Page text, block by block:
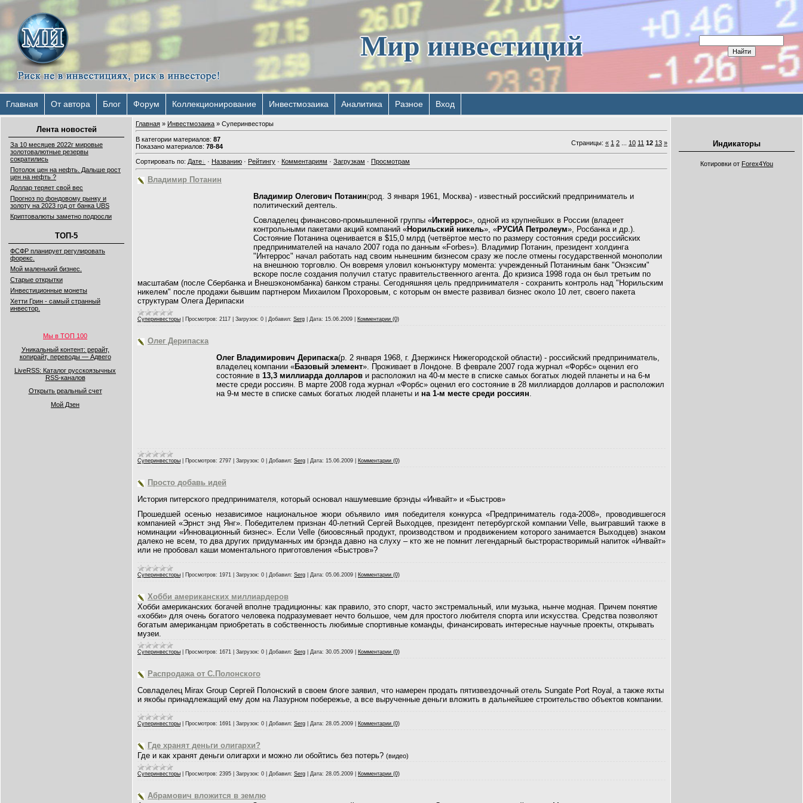
Мир инвестиций
Главная От автора Блог Форум Коллекционирование Инвестмозаика Аналитика Разное Вход
Лента новостей
За 10 месяцев 2022г мировые
золотовалютные резервы
сократились
Потолок цен на нефть. Дальше рост
цен на нефть ?
Доллар теряет свой вес
Прогноз по фондовому рынку и
золоту на 2023 год от банка UBS
Криптовалюты заметно подросли
ТОП-5
ФСФР планирует регулировать
форекс.
Мой маленький бизнес.
Старые открытки
Инвестиционные монеты
Хетти Грин - самый странный
инвестор.
Мы в ТОП 100
Уникальный контент: рерайт,
копирайт, переводы — Адвего
LiveRSS: Каталог русскоязычных
RSS-каналов
Открыть реальный счет
Мой Дзен
Главная » Инвестмозаика » Суперинвесторы
В категории материалов: 87
Показано материалов: 78-84 Страницы: « 1 2 10 11 12 13 »
Сортировать по: Дате · Названию · Рейтингу · Комментариям · Загрузкам · Просмотрам
Владимир Потанин
Владимир Олегович Потанин(род. 3 января 1961, Москва) - известный российский предприниматель и
политический деятель.
Совладелец финансово-промышленной группы «Интеррос», одной из крупнейших в России (владеет
контрольными пакетами акций компаний «Норильский никель», «РУСИА Петролеум», Росбанка и др.).
Состояние Потанина оценивается в $15,0 млрд (четвёртое место по размеру состояния среди российских
предпринимателей на начало 2007 года по данным «Forbes»). Владимир Потанин, президент холдинга
"Интеррос" начал работать над своим нынешним бизнесом сразу же после отмены государственной монополии
на внешнюю торговлю. Он вовремя уловил конъюнктуру момента: учрежденный Потаниным банк "Онэксим"
вскоре после создания получил статус правительственного агента. До кризиса 1998 года он был третьим по
масштабам (после Сбербанка и Внешэкономбанка) банком страны. Сегодняшняя цель предпринимателя - сохранить контроль над "Норильским
никелем" после продажи бывшим партнером Михаилом Прохоровым, с которым он вместе развивал бизнес около 10 лет, своего пакета
структурам Олега Дерипаски
Суперинвесторы Просмотров: 2117 Загрузок: 0 Добавил: Serg Дата: 15.06.2009 Комментарии (0)
Олег Дерипаска
Олег Владимирович Дерипаска(р. 2 января 1968, г. Дзержинск Нижегородской области) - российский предприниматель,
владелец компании «Базовый элемент». Проживает в Лондоне. В феврале 2007 года журнал «Форбс» оценил его
состояние в 13,3 миллиарда долларов и расположил на 40-м месте в списке самых богатых людей планеты и на 6-м
месте среди россиян. В марте 2008 года журнал «Форбс» оценил его состояние в 28 миллиардов долларов и расположил
на 9-м месте в списке самых богатых людей планеты и на 1-м месте среди россиян
Суперинвесторы Просмотров: 2797 Загрузок: 0 Добавил: Serg Дата: 15.06.2009 Комментарии (0)
Просто добавь идей
История питерского предпринимателя, который основал нашумевшие брэнды «Инвайт» и «Быстров»
Прошедшей осенью независимое национальное жюри объявило имя победителя конкурса «Предприниматель года-2008», проводившегося
компанией «Эрнст энд Янг». Победителем признан 40-летний Сергей Выходцев, президент петербургской компании Velle, выигравший также в
номинации «Инновационный бизнес». Если Velle (биоовсяный продукт, производством и продвижением которого занимается Выходцев) знаком
далеко не всем, то два других придуманных им брэнда давно на слуху – кто же не помнит легендарный быс­трорастворимый напиток «Инвайт»
или не пробовал каши моментального приготовления «Быстров»?
Суперинвесторы Просмотров: 1971 Загрузок: 0 Добавил: Serg Дата: 05.06.2009 Комментарии (0)
Хобби американских миллиардеров
Хобби американских богачей вполне традиционны: как правило, это спорт, часто экстремальный, или музыка, нынче модная. Причем понятие
«хобби» для очень богатого человека подразумевает нечто большое, чем для простого любителя спорта или искусства. Средства позволяют
богатым американцам приобретать в собственность любимые спортивные команды, финансировать интересные научные проекты, открывать
музеи.
Суперинвесторы Просмотров: 1671 Загрузок: 0 Добавил: Serg Дата: 30.05.2009 Комментарии (0)
Распродажа от С.Полонского
Совладелец Mirax Group Сергей Полонский в своем блоге заявил, что намерен продать пятизвездочный отель Sungate Port Royal, а также яхты
и якобы принадлежащий ему дом на Лазурном побережье, а все вырученные деньги вложить в дальнейшее строительство объектов компании.
Суперинвесторы Просмотров: 1691 Загрузок: 0 Добавил: Serg Дата: 28.05.2009 Комментарии (0)
Где хранят деньги олигархи?
Где и как хранят деньги олигархи и можно ли обойтись без потерь? (видео)
Суперинвесторы Просмотров: 2395 Загрузок: 0 Добавил: Serg Дата: 28.05.2009 Комментарии (0)
Абрамович вложится в землю
Индикаторы
Котировки от Forex4You